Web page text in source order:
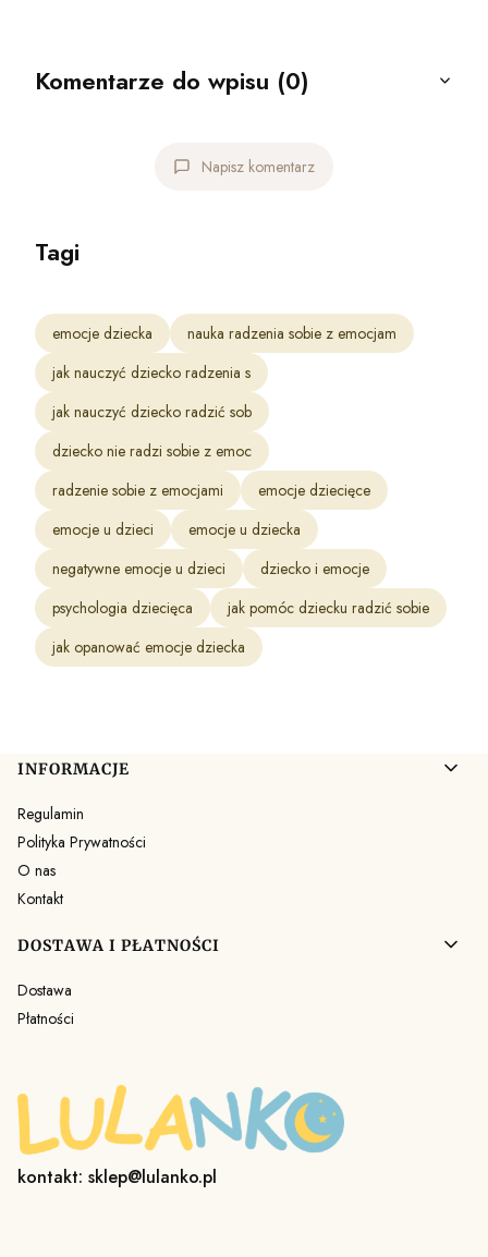
Komentarze do wpisu (0)
Napisz komentarz
Tagi
emocje dziecka
nauka radzenia sobie z emocjam
jak nauczyć dziecko radzenia s
jak nauczyć dziecko radzić sob
dziecko nie radzi sobie z emoc
radzenie sobie z emocjami
emocje dziecięce
emocje u dzieci
emocje u dziecka
negatywne emocje u dzieci
dziecko i emocje
psychologia dziecięca
jak pomóc dziecku radzić sobie
jak opanować emocje dziecka
Linki w stopce
INFORMACJE
Regulamin
Polityka Prywatności
O nas
Kontakt
DOSTAWA I PŁATNOŚCI
Dostawa
Płatności
kontakt: sklep@lulanko.pl